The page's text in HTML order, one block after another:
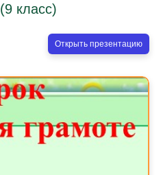
(9 класс)
Открыть презентацию